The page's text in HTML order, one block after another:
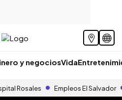
y negociosVida
Rosales Empleos El Salvador